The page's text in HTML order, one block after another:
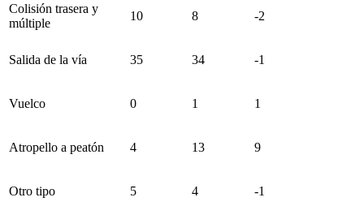
Colisión trasera y
múltiple
10 8 -2
Salida de la vía 35 34 -1
Vuelco 0 1 1
Atropello a peatón 4 13 9
Otro tipo 5 4 -1